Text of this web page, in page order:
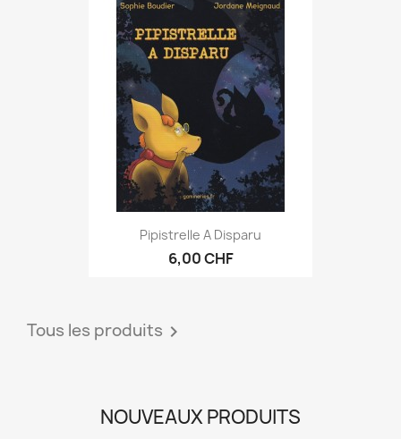
Pipistrelle A Disparu
6,00 CHF
Tous les produits 
NOUVEAUX PRODUITS